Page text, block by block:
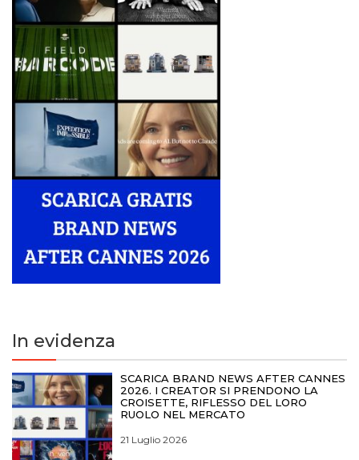
In evidenza
SCARICA BRAND NEWS AFTER CANNES
2026. I CREATOR SI PRENDONO LA
CROISETTE, RIFLESSO DEL LORO
RUOLO NEL MERCATO
21 Luglio 2026